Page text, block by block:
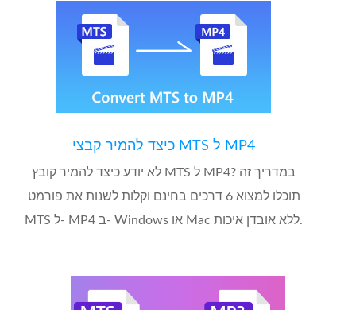
כיצד להמיר קבצי MTS ל MP4
לא יודע כיצד להמיר קובץ MTS ל MP4? במדריך זה
תוכלו למצוא 6 דרכים בחינם וקלות לשנות את פורמט
MTS ל- MP4 ב- Windows או Mac ללא אובדן איכות.